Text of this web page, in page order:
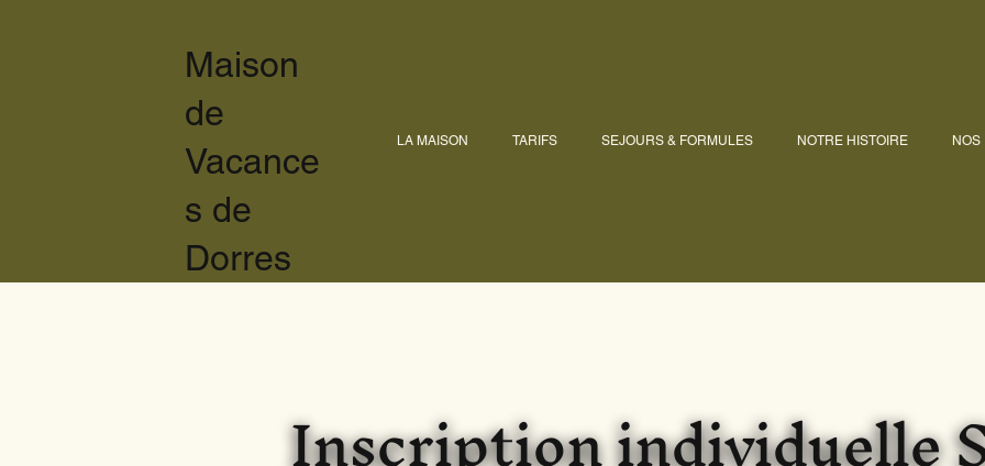
LA MAISON TARIFS SEJOURS & FORMULES NOTRE HISTOIRE NOS
Maison
de
Vacance
s de
Dorres